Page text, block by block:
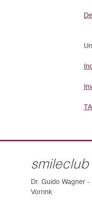
smileclub
Dr. Guido Wagner -
Vorrink